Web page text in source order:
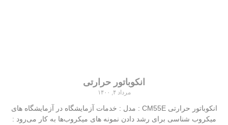
انکوباتور حرارتی
مرداد ۴, ۱۴۰۰
انکوباتور حرارتی CM55E : مدل : خدمات آزمایشگاه در آزمایشگاه‌ های
میکروب شناسی برای رشد دادن نمونه‌ های میکروب‌ها به کار می‌رود :